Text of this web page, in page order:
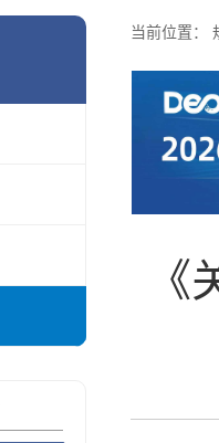
当前位置：